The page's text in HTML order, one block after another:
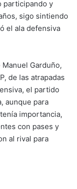
participando y
sigo sintiendo
el ala defensiva
Garduño,
de las atrapadas
el partido
aunque para
importancia,
con pases y
al rival para